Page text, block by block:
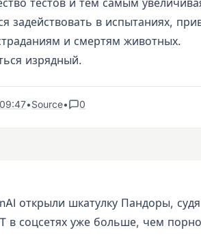
тестов и тем самым
задействовать в испытаниях,
и смертям животных.
изрядный.
•Source• 0
открыли шкатулку Пандоры,
в соцсетях уже больше, чем